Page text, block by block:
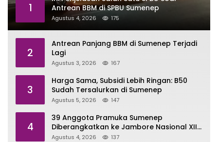
1
Antrean BBM di SPBU Sumenep
Agustus 4, 2026 175
2
Antrean Panjang BBM di Sumenep Terjadi
Lagi
Agustus 3, 2026 167
3
Harga Sama, Subsidi Lebih Ringan: B50
Sudah Tersalurkan di Sumenep
Agustus 5, 2026 147
4
39 Anggota Pramuka Sumenep
Diberangkatkan ke Jambore Nasional XII
di Cibubur
Agustus 4, 2026 137